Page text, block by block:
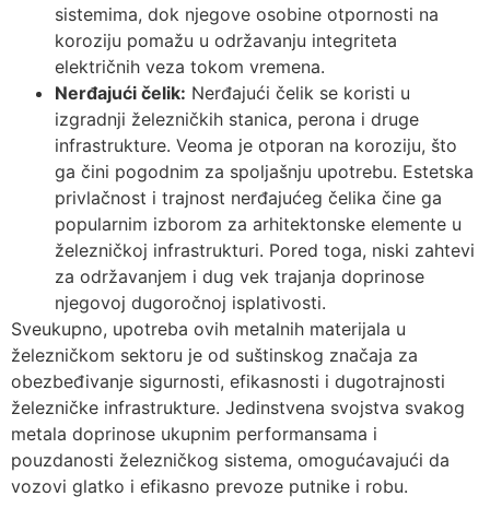
sistemima, dok njegove osobine otpornosti na
koroziju pomažu u održavanju integriteta
električnih veza tokom vremena.
Nerđajući čelik: Nerđajući čelik se koristi u
izgradnji železničkih stanica, perona i druge
infrastrukture. Veoma je otporan na koroziju, što
ga čini pogodnim za spoljašnju upotrebu. Estetska
privlačnost i trajnost nerđajućeg čelika čine ga
popularnim izborom za arhitektonske elemente u
železničkoj infrastrukturi. Pored toga, niski zahtevi
za održavanjem i dug vek trajanja doprinose
njegovoj dugoročnoj isplativosti.
Sveukupno, upotreba ovih metalnih materijala u
železničkom sektoru je od suštinskog značaja za
obezbeđivanje sigurnosti, efikasnosti i dugotrajnosti
železničke infrastrukture. Jedinstvena svojstva svakog
metala doprinose ukupnim performansama i
pouzdanosti železničkog sistema, omogućavajući da
vozovi glatko i efikasno prevoze putnike i robu.